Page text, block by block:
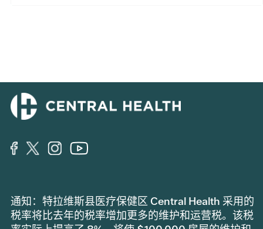
通知：特拉维斯县医疗保健区 Central Health 采用的
税率将比去年的税率增加更多的维护和运营税。该税